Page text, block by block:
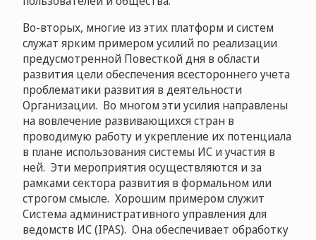
Во-вторых, многие из этих платформ и систем
служат ярким примером усилий по реализации
предусмотренной Повесткой дня в области
развития цели обеспечения всестороннего учета
проблематики развития в деятельности
Организации. Во многом эти усилия направлены
на вовлечение развивающихся стран в
проводимую работу и укрепление их потенциала
в плане использования системы ИС и участия в
ней. Эти мероприятия осуществляются и за
рамками сектора развития в формальном или
строгом смысле. Хорошим примером служит
Система административного управления для
ведомств ИС (IPAS). Она обеспечивает обработку